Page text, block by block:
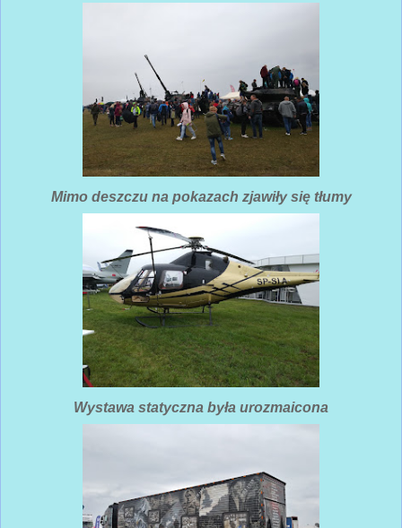
Mimo deszczu na pokazach zjawiły się tłumy
Wystawa statyczna była urozmaicona